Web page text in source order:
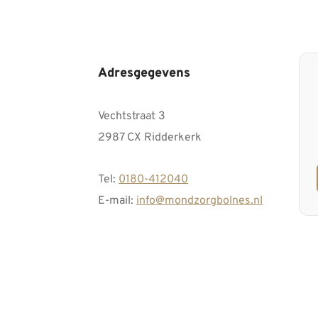
Adresgegevens
Vechtstraat 3
2987 CX Ridderkerk
Tel: 0180-412040
E-mail: info@mondzorgbolnes.nl